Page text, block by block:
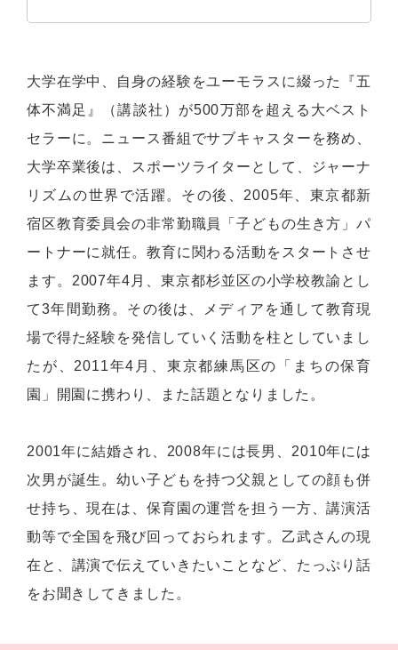
大学在学中、自身の経験をユーモラスに綴った『五
体不満足』（講談社）が500万部を超える大ベスト
セラーに。ニュース番組でサブキャスターを務め、
大学卒業後は、スポーツライターとして、ジャーナ
リズムの世界で活躍。その後、2005年、東京都新
宿区教育委員会の非常勤職員「子どもの生き方」パ
ートナーに就任。教育に関わる活動をスタートさせ
ます。2007年4月、東京都杉並区の小学校教諭とし
て3年間勤務。その後は、メディアを通して教育現
場で得た経験を発信していく活動を柱としていまし
たが、2011年4月、東京都練馬区の「まちの保育
園」開園に携わり、また話題となりました。
2001年に結婚され、2008年には長男、2010年には
次男が誕生。幼い子どもを持つ父親としての顔も併
せ持ち、現在は、保育園の運営を担う一方、講演活
動等で全国を飛び回っておられます。乙武さんの現
在と、講演で伝えていきたいことなど、たっぷり話
をお聞きしてきました。